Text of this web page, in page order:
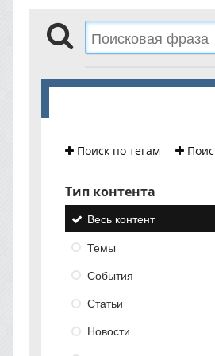
Поиск по тегам
Тип контента
Весь контент
Темы
События
Статьи
Новости